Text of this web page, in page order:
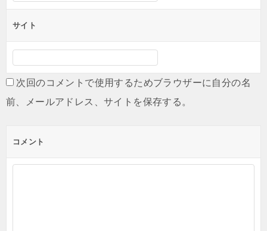
サイト
次回のコメントで使用するためブラウザーに自分の名
前、メールアドレス、サイトを保存する。
コメント